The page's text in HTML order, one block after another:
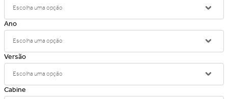
Escolha uma opção
Escolha uma opção
Escolha uma opção